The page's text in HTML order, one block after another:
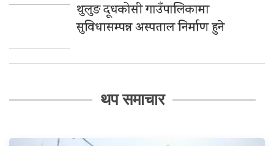
थुलुङ दूधकोसी गाउँपालिकामा
सुविधासम्पन्न अस्पताल निर्माण हुने
थप समाचार